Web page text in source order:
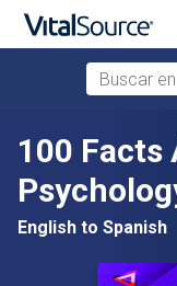
Saltar al contenido
Buscar en
100 Facts
English to Spanish